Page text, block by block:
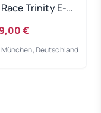
Trinity E-
€
München, Deutschland